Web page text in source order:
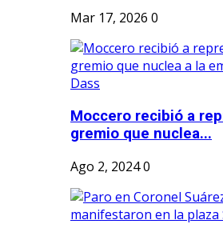
Mar 17, 2026 0
Moccero recibió a
gremio que nuclea...
Ago 2, 20240